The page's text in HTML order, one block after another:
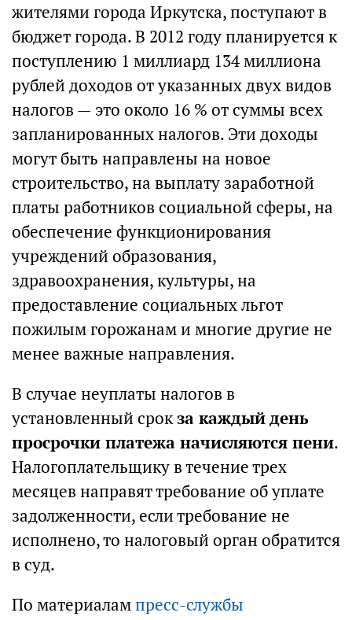
жителями города Иркутска, поступают в
бюджет города. В 2012 году планируется к
поступлению 1 миллиард 134 миллиона
рублей доходов от указанных двух видов
налогов — это около 16 % от суммы всех
запланированных налогов. Эти доходы
могут быть направлены на новое
строительство, на выплату заработной
платы работников социальной сферы, на
обеспечение функционирования
учреждений образования,
здравоохранения, культуры, на
предоставление социальных льгот
пожилым горожанам и многие другие не
менее важные направления.
В случае неуплаты налогов в
установленный срокза каждый день
просрочки платежа начисляются пени.
Налогоплательщику в течение трех
месяцев направят требование об уплате
задолженности, если требование не
исполнено, то налоговый орган обратится
в суд.
По материалампресс-службы